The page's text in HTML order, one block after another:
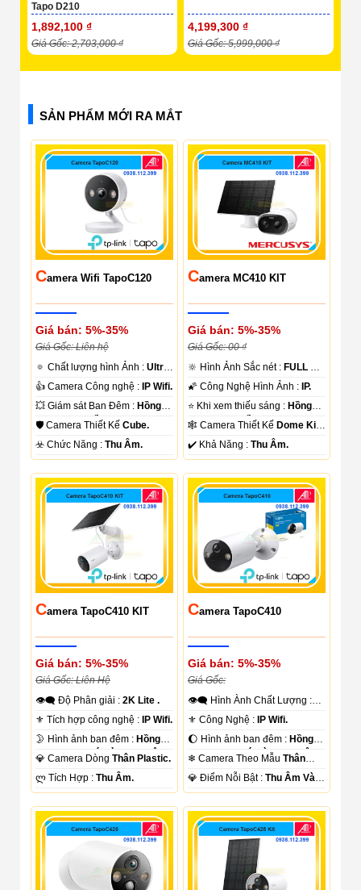
Tapo D210
1,892,100 ₫
Giá Gốc: 2,703,000 ₫
4,199,300 ₫
Giá Gốc: 5,999,000 ₫
SẢN PHẨM MỚI RA MẮT
CAmera Wifi TapoC120
Giá bán: 5%-35%
Giá Gốc: Liên hệ
🔅 Chất lượng hình Ảnh : Ultra
2k + .
👍 Camera Công nghệ : IP Wifi.
💥 Giám sát Ban Đêm : Hồng
Ngoại 10m Hồng Ngoại SMD.
🛡 Camera Thiết Kế Cube.
️☣️ Chức Năng : Thu Âm.
CAmera MC410 KIT
Giá bán: 5%-35%
Giá Gốc: 00 ₫
🔆 Hình Ảnh Sắc nét : FULL HD
1080P .
🌠 Công Nghệ Hình Ảnh : IP.
⭐ Khi xem thiếu sáng : Hồng
Ngoại 10m Hồng Ngoại SMD.
🕸️ Camera Thiết Kế Dome Kim
loại + Nhựa.
️✔️ Khả Năng : Thu Âm.
CAmera TapoC410 KIT
Giá bán: 5%-35%
Giá Gốc: Liên Hệ
👁️‍🗨 Độ Phân giải : 2K Lite .
⚜️ Tích hợp công nghệ : IP Wifi.
🌛 Hình ảnh ban đêm : Hồng
Ngoại 10m Có Màu Ban Ðêm.
💎 Camera Dòng Thân Plastic.
️ლ Tích Hợp : Thu Âm.
CAmera TapoC410
Giá bán: 5%-35%
Giá Gốc:
👁️‍🗨 Hình Ành Chất Lượng :
2K Lite .
⚜️ Công Nghệ : IP Wifi.
🌔 Hình ảnh ban đêm : Hồng
Ngoại 10m Có Màu Ban Ðêm.
❄ Camera Theo Mẫu Thân
Plastic.
️💎 Điểm Nỗi Bật : Thu Âm Và
Loa.